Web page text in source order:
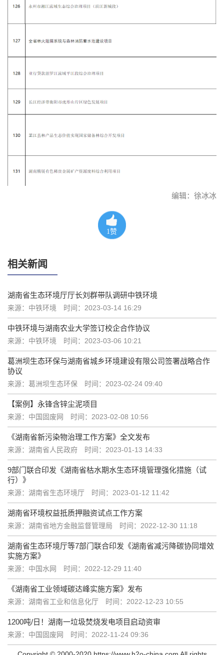
编辑：徐冰冰
1赞
相关新闻
湖南省生态环境厅厅长刘群带队调研中铁环境
来源：中铁环境 时间：2023-03-14 16:29
中铁环境与湖南农业大学签订校企合作协议
来源：中铁环境 时间：2023-03-06 10:21
葛洲坝生态环保与湖南省城乡环境建设有限公司签署战略合作
协议
来源：葛洲坝生态环保 时间：2023-02-24 09:40
【案例】永锋含锌尘泥项目
来源：中国固废网 时间：2023-02-08 10:56
​《湖南省新污染物治理工作方案》全文发布
来源：湖南省人民政府 时间：2023-01-13 14:33
9部门联合印发《湖南省枯水期水生态环境管理强化措施（试
行）》
来源：湖南省生态环境厅 时间：2023-01-12 11:42
湖南省环境权益抵质押融资试点工作方案
来源：湖南省地方金融监督管理局 时间：2022-12-30 11:18
湖南省生态环境厅等7部门联合印发《湖南省减污降碳协同增效
实施方案》
来源：中国水网 时间：2022-12-29 11:40
《湖南省工业领域碳达峰实施方案》发布
来源：湖南省工业和信息化厅 时间：2022-12-23 10:55
1200吨/日！湖南一垃圾焚烧发电项目启动资审
来源：中国固废网 时间：2022-11-24 09:36